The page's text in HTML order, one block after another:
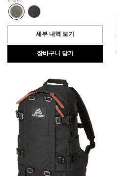
개
중
0.0
입
다.
세부 내역 보기
장바구니 담기